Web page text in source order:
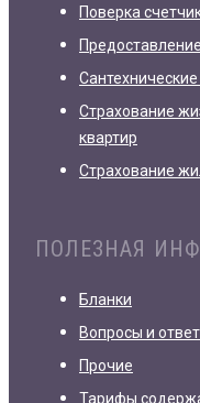
Поверка
Страхование
квартир
Страхование
ПОЛЕЗНАЯ
Бланки
Вопросы и
Прочие
Тарифы